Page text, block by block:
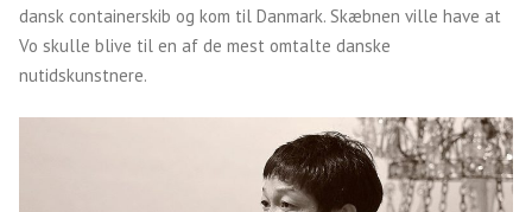
dansk containerskib og kom til Danmark. Skæbnen ville have at
Vo skulle blive til en af de mest omtalte danske
nutidskunstnere.